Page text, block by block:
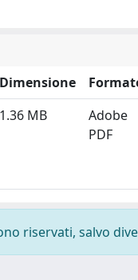
Dimensione
1.36 MB
Adobe
PDF
riservati, salvo